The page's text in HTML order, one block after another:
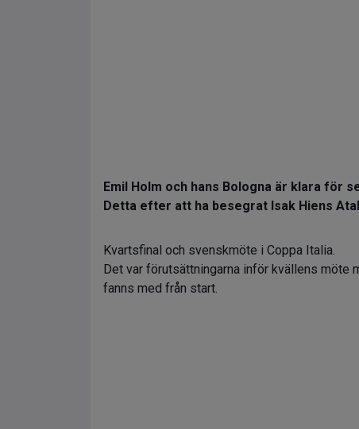
Emil Holm och hans Bologna är klara för
Detta efter att ha besegrat Isak Hiens
Kvartsfinal och svenskmöte i Coppa Italia.
Det var förutsättningarna inför kvällens möte
fanns med från start.